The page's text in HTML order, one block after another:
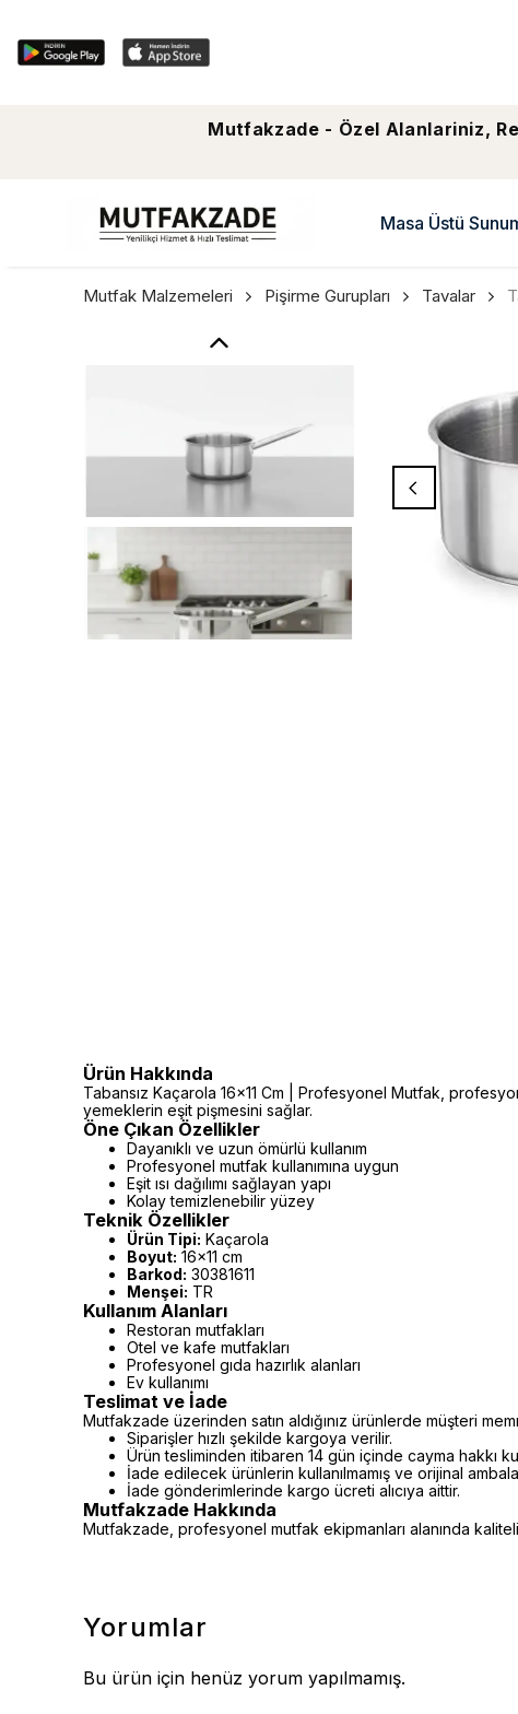
Mutfakzade - Özel Alanlariniz,
Masa Üstü
Mutfak Malzemeleri Pişirme Gurupları Tavalar
Ürün Hakkında
Tabansız Kaçarola 16x11 Cm | Profesyonel Mutfak,
yemeklerin eşit pişmesini sağlar.
Öne Çıkan Özellikler
Dayanıklı ve uzun ömürlü kullanım
Profesyonel mutfak kullanımına uygun
Eşit ısı dağılımı sağlayan yapı
Kolay temizlenebilir yüzey
Teknik Özellikler
Ürün Tipi: Kaçarola
Boyut: 16x11 cm
Barkod: 30381611
Menşei: TR
Kullanım Alanları
Restoran mutfakları
Otel ve kafe mutfakları
Profesyonel gıda hazırlık alanları
Ev kullanımı
Teslimat ve İade
Mutfakzade üzerinden satın aldığınız ürünlerde müşteri
Siparişler hızlı şekilde kargoya verilir.
Ürün tesliminden itibaren 14 gün içinde cayma hakkı
İade edilecek ürünlerin kullanılmamış ve orijinal
İade gönderimlerinde kargo ücreti alıcıya aittir.
Mutfakzade Hakkında
Mutfakzade, profesyonel mutfak ekipmanları alanında
Yorumlar
Bu ürün için henüz yorum yapılmamış.